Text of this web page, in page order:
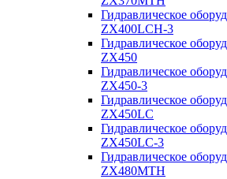
Гидравлическое
ZX400LCH-3
Гидравлическое
ZX450
Гидравлическое
ZX450-3
Гидравлическое
ZX450LC
Гидравлическое
ZX450LC-3
Гидравлическое
ZX480MTH